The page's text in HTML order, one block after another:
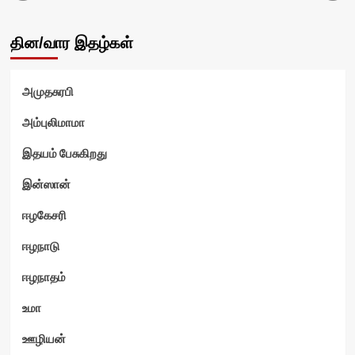
தின/வார இதழ்கள்
அமுதசுரபி
அம்புலிமாமா
இதயம் பேசுகிறது
இன்ஸான்
ஈழகேசரி
ஈழநாடு
ஈழநாதம்
உமா
ஊழியன்